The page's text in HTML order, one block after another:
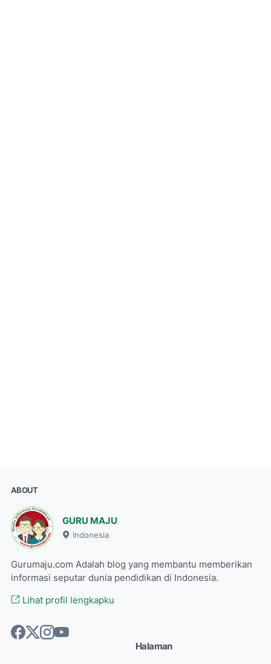
ABOUT
GURU MAJU
Indonesia
Gurumaju.com Adalah blog yang membantu memberikan
informasi seputar dunia pendidikan di Indonesia.
Lihat profil lengkapku
Halaman